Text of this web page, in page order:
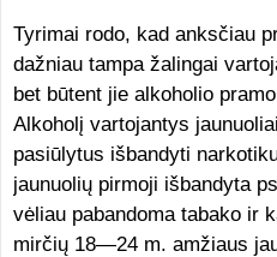
Tyrimai rodo, kad anksčiau
dažniau tampa žalingai
bet būtent jie alkoholio
Alkoholį vartojantys
pasiūlytus išbandyti
jaunuolių pirmoji išbandyta
vėliau pabandoma tabako ir
mirčių 18—24 m. amžiaus